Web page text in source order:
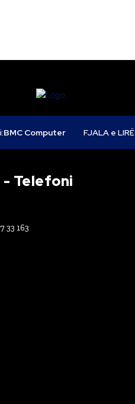
BMC Computer FJALA e LIRË
Telefoni
33 163